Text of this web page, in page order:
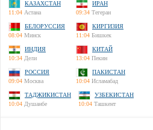
КАЗАХСТАН
11:04 Астана
ИРАН
09:34 Тегеран
БЕЛОРУССИЯ
08:04 Минск
КИРГИЗИЯ
11:04 Бишкек
ИНДИЯ
10:34 Дели
КИТАЙ
13:04 Пекин
РОССИЯ
09:04 Москва
ПАКИСТАН
10:04 Исламабад
ТАДЖИКИСТАН
10:04 Душанбе
УЗБЕКИСТАН
10:04 Ташкент